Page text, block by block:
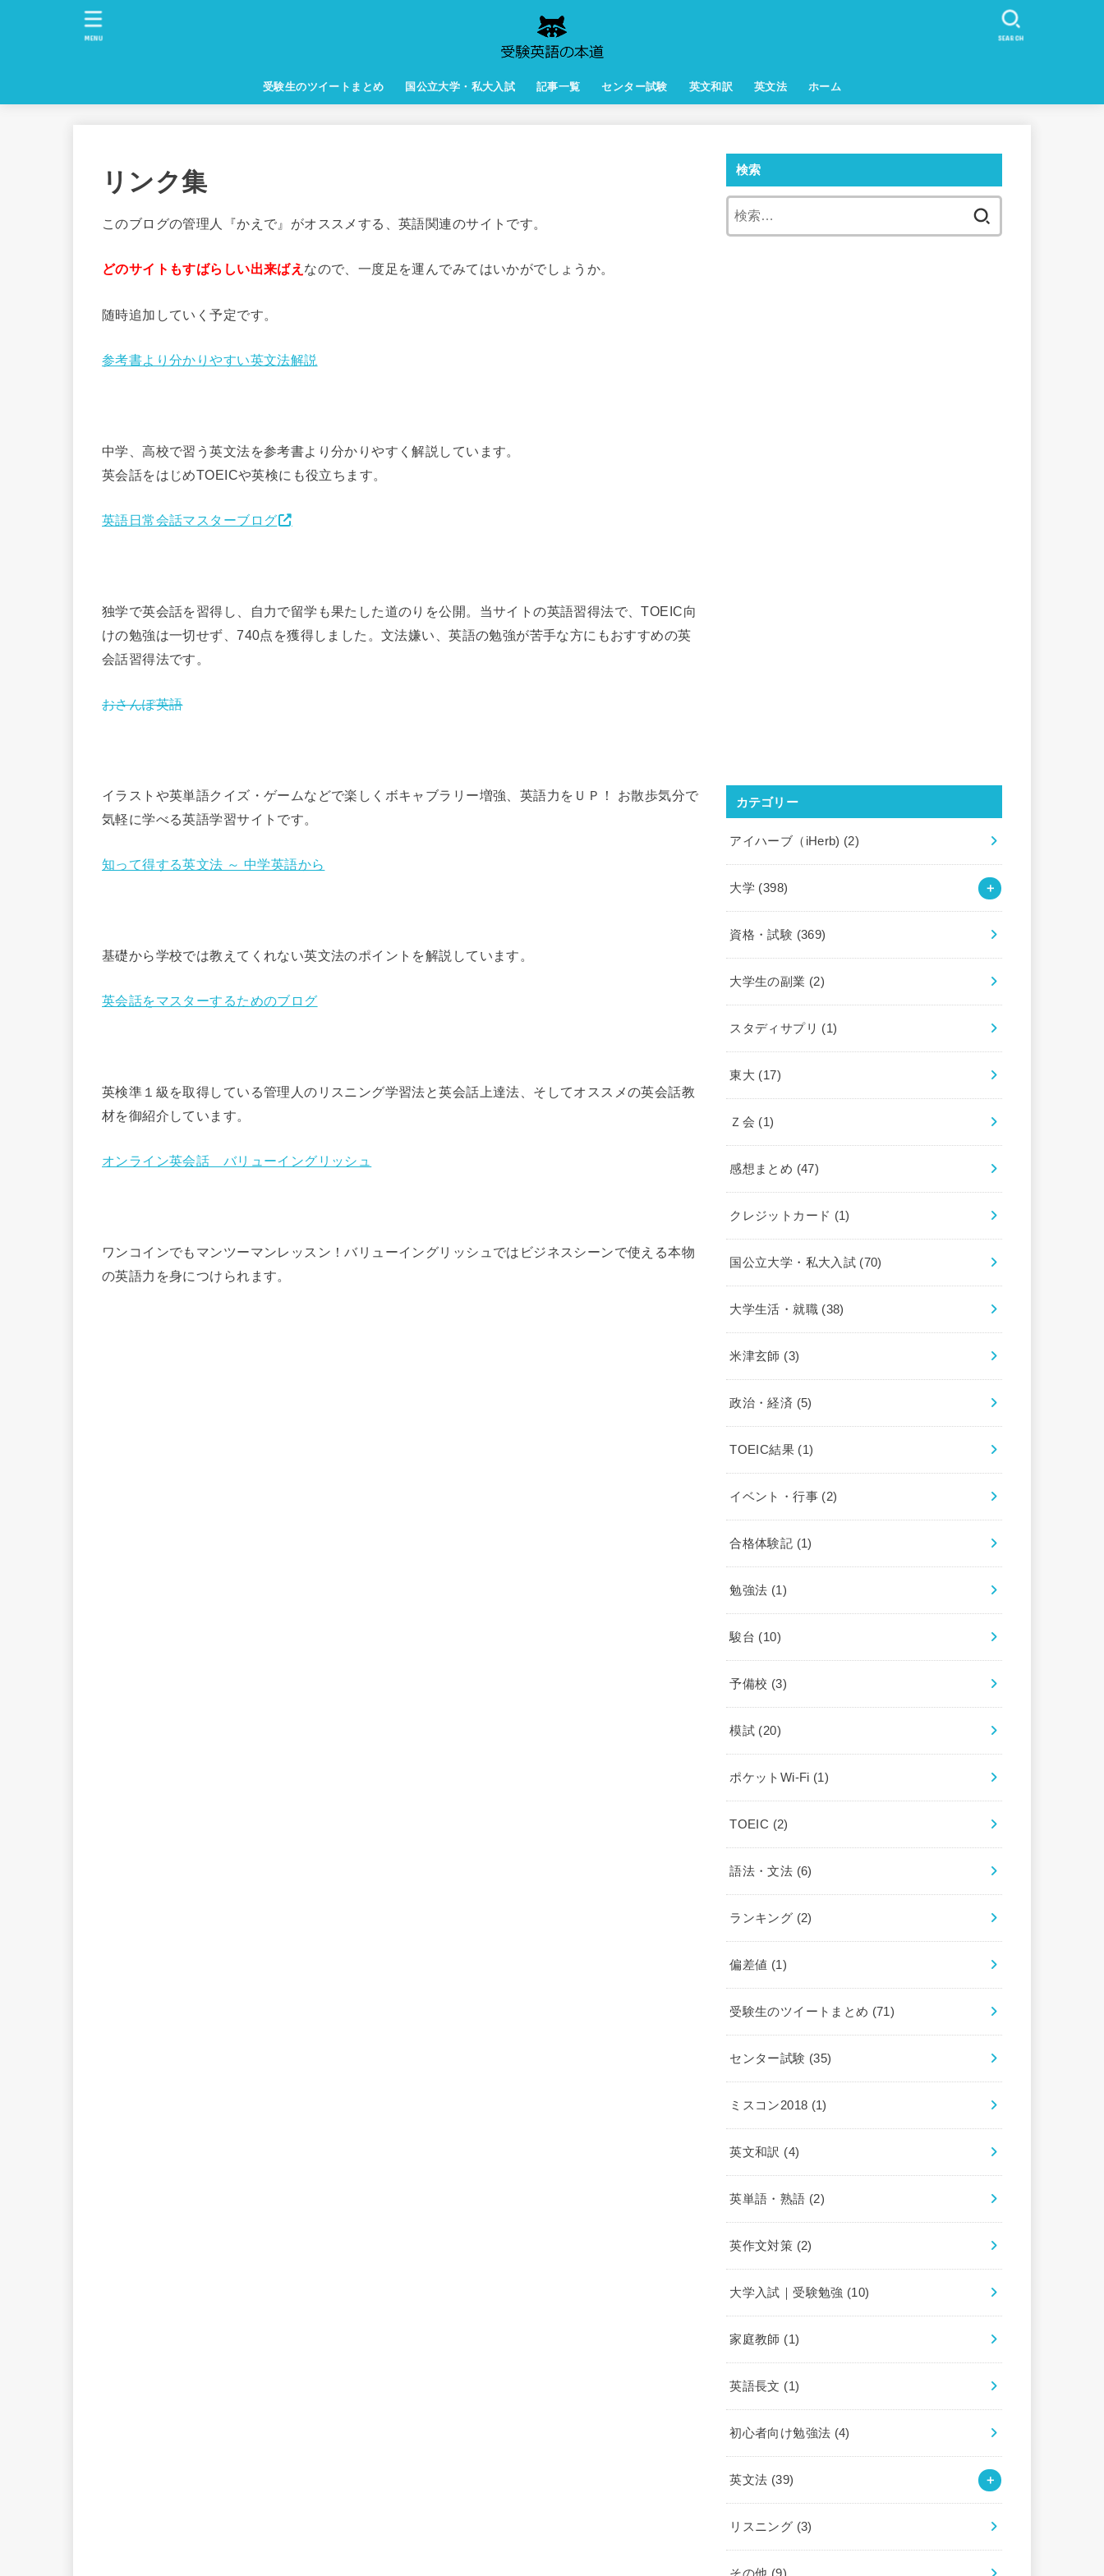
受験生のツイートまとめ 国公立大学・私大入試 記事一覧 センター試験 英文和訳 英文法 ホーム
SEARCH
MENU
リンク集
このブログの管理人『かえで』がオススメする、英語関連のサイトです。
どのサイトもすばらしい出来ばえ なので、一度足を運んでみてはいかがでしょうか。
随時追加していく予定です。
参考書より分かりやすい英文法解説
中学、高校で習う英文法を参考書より分かりやすく解説しています。
英会話をはじめTOEICや英検にも役立ちます。
英語日常会話マスターブログ
独学で英会話を習得し、自力で留学も果たした道のりを公開。当サイトの英語習得法で、TOEIC向
けの勉強は一切せず、740点を獲得しました。文法嫌い、英語の勉強が苦手な方にもおすすめの英
会話習得法です。
おさんぽ英語
イラストや英単語クイズ・ゲームなどで楽しくボキャブラリー増強、英語力をＵＰ！ お散歩気分で
気軽に学べる英語学習サイトです。
知って得する英文法 ～ 中学英語から
基礎から学校では教えてくれない英文法のポイントを解説しています。
英会話をマスターするためのブログ
英検準１級を取得している管理人のリスニング学習法と英会話上達法、そしてオススメの英会話教
材を御紹介しています。
オンライン英会話 バリューイングリッシュ
ワンコインでもマンツーマンレッスン！バリューイングリッシュではビジネスシーンで使える本物
の英語力を身につけられます。
検索
カテゴリー
アイハーブ（iHerb) (2)
大学 (398)
資格・試験 (369)
大学生の副業 (2)
スタディサプリ (1)
東大 (17)
Ｚ会 (1)
感想まとめ (47)
クレジットカード (1)
国公立大学・私大入試 (70)
大学生活・就職 (38)
米津玄師 (3)
政治・経済 (5)
TOEIC結果 (1)
イベント・行事 (2)
合格体験記 (1)
勉強法 (1)
駿台 (10)
予備校 (3)
模試 (20)
ポケットWi-Fi (1)
TOEIC (2)
語法・文法 (6)
ランキング (2)
偏差値 (1)
受験生のツイートまとめ (71)
センター試験 (35)
ミスコン2018 (1)
英文和訳 (4)
英単語・熟語 (2)
英作文対策 (2)
大学入試｜受験勉強 (10)
家庭教師 (1)
英語長文 (1)
初心者向け勉強法 (4)
英文法 (39)
リスニング (3)
その他 (9)